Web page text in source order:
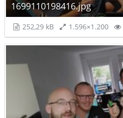
1699110198416.jpg
252,29 kB 1.596×1.200